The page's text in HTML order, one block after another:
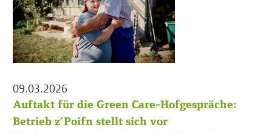
09.03.2026
Auftakt für die Green Care-Hofgespräche:
Betrieb z’Poifn stellt sich vor